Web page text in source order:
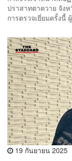
ปราสาทตาควาย จัง
การตรวจเยี่ยมครั้งนี้
19 กันยายน 2025